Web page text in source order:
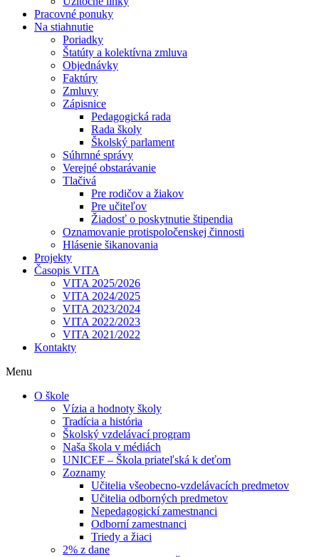
Pracovné ponuky
Na stiahnutie
Poriadky
Štatúty a kolektívna zmluva
Objednávky
Faktúry
Zmluvy
Zápisnice
Pedagogická rada
Rada školy
Školský parlament
Súhrnné správy
Verejné obstarávanie
Tlačivá
Pre rodičov a žiakov
Pre učiteľov
Žiadosť o poskytnutie štipendia
Oznamovanie protispoločenskej činnosti
Hlásenie šikanovania
Projekty
Časopis VITA
VITA 2025/2026
VITA 2024/2025
VITA 2023/2024
VITA 2022/2023
VITA 2021/2022
Kontakty
Menu
O škole
Vízia a hodnoty školy
Tradícia a história
Školský vzdelávací program
Naša škola v médiách
UNICEF – Škola priateľská k deťom
Zoznamy
Učitelia všeobecno-vzdelávacích predmetov
Učitelia odborných predmetov
Nepedagogickí zamestnanci
Odborní zamestnanci
Triedy a žiaci
2% z dane